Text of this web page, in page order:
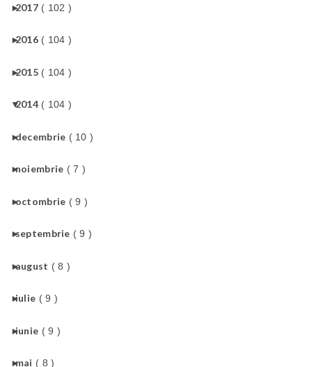
►
2017 ( 102 )
►
2016 ( 104 )
►
2015 ( 104 )
▼
2014 ( 104 )
►
decembrie ( 10 )
►
noiembrie ( 7 )
►
octombrie ( 9 )
►
septembrie ( 9 )
►
august ( 8 )
►
iulie ( 9 )
►
iunie ( 9 )
►
mai ( 8 )